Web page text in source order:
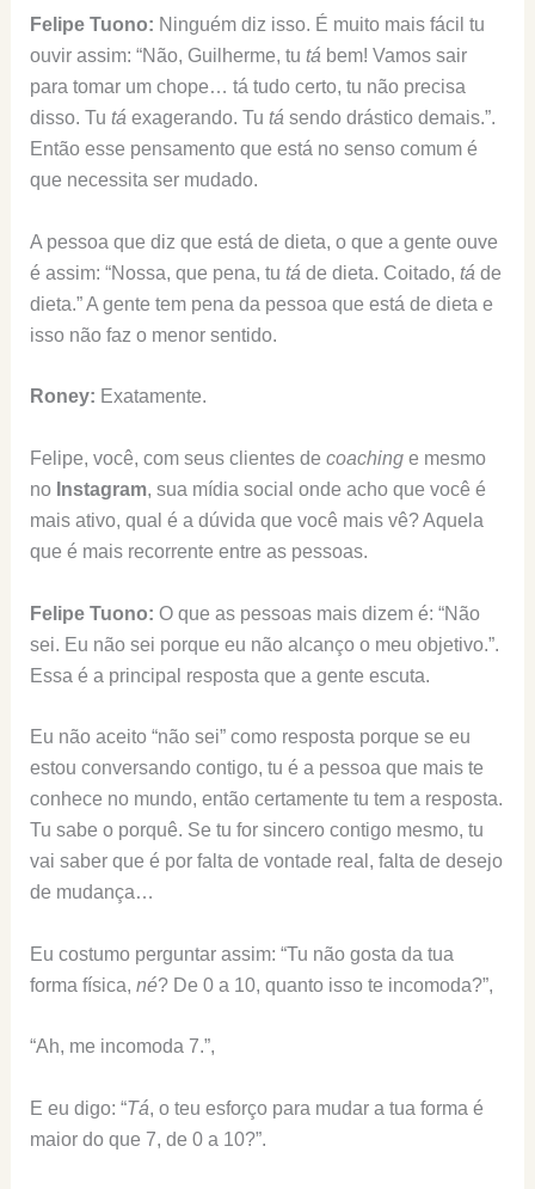
Felipe Tuono: Ninguém diz isso. É muito mais fácil tu
ouvir assim: “Não, Guilherme, tu tá bem! Vamos sair
para tomar um chope… tá tudo certo, tu não precisa
disso. Tu tá exagerando. Tu tá sendo drástico demais.”.
Então esse pensamento que está no senso comum é
que necessita ser mudado.
A pessoa que diz que está de dieta, o que a gente ouve
é assim: “Nossa, que pena, tu tá de dieta. Coitado, tá de
dieta.” A gente tem pena da pessoa que está de dieta e
isso não faz o menor sentido.
Roney: Exatamente.
Felipe, você, com seus clientes de coachinge mesmo
no Instagram, sua mídia social onde acho que você é
mais ativo, qual é a dúvida que você mais vê? Aquela
que é mais recorrente entre as pessoas.
Felipe Tuono: O que as pessoas mais dizem é: “Não
sei. Eu não sei porque eu não alcanço o meu objetivo.”.
Essa é a principal resposta que a gente escuta.
Eu não aceito “não sei” como resposta porque se eu
estou conversando contigo, tu é a pessoa que mais te
conhece no mundo, então certamente tu tem a resposta.
Tu sabe o porquê. Se tu for sincero contigo mesmo, tu
vai saber que é por falta de vontade real, falta de desejo
de mudança…
Eu costumo perguntar assim: “Tu não gosta da tua
forma física, né? De 0 a 10, quanto isso te incomoda?”,
“Ah, me incomoda 7.”,
E eu digo: “Tá, o teu esforço para mudar a tua forma é
maior do que 7, de 0 a 10?”.